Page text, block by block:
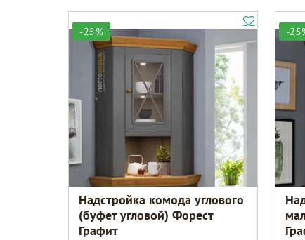
-25%
Надстройка комода углового
(буфет угловой) Форест
Графит
-